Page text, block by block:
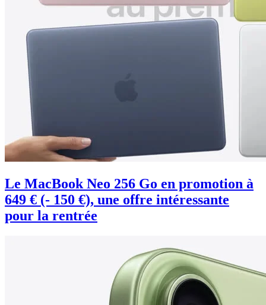
Le MacBook Neo 256 Go en promotion à
649 € (- 150 €), une offre intéressante
pour la rentrée